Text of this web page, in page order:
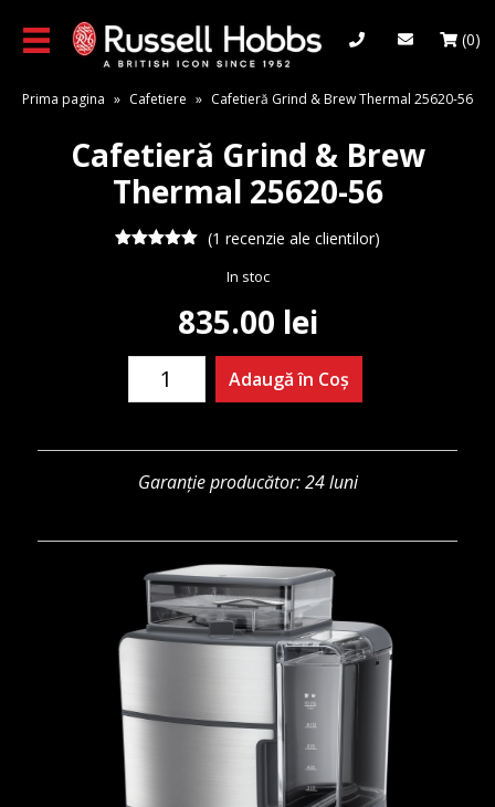
main
(0)
Prima pagina » Cafetiere » Cafetieră Grind & Brew Thermal 25620-56
Cafetieră Grind & Brew
Thermal 25620-56
singure
evaluări
(1 recenzie ale clientilor)
In stoc
835.00 lei
Cantitate
Cafetieră
Thermal
56
Adaugă în Coș
Garanție producător: 24 luni